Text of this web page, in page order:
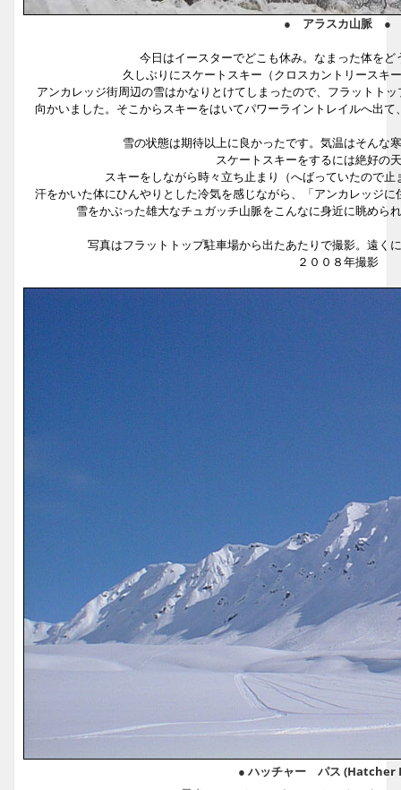
● アラスカ山脈 ●
今日はイースターでどこも休み。なまった体を
久しぶりにスケートスキー（クロスカントリースキ
アンカレッジ街周辺の雪はかなりとけてしまったので、フラットト
向かいました。そこからスキーをはいてパワーライントレイルへ出
雪の状態は期待以上に良かったです。気温はそんな
スケートスキーをするには絶好の
スキーをしながら時々立ち止まり（へばっていたので
汗をかいた体にひんやりとした冷気を感じながら、「アンカレッジ
雪をかぶった雄大なチュガッチ山脈をこんなに身近に眺めら
写真はフラットトップ駐車場から出たあたりで撮影。遠く
２００８年撮影
● ハッチャー パス (Hatcher